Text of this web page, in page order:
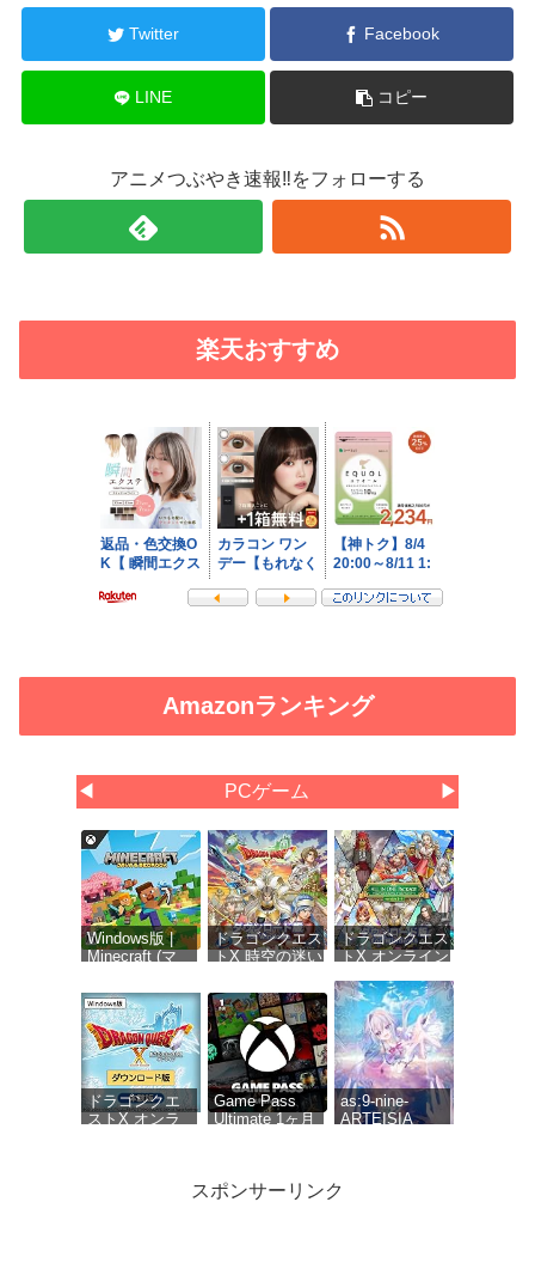
Twitter Facebook
LINE コピー
アニメつぶやき速報‼をフォローする
楽天おすすめ
Amazonランキング
◀ PCゲーム ▶
Windows版 |
Minecraft (マ
Java &
Bedrock
Edition | オン
ラインコード
版
ドラゴンクエス
トX 時空の迷い
イン
【Amazon.co.jp
限定】お役立ち
アイテムセット
配信 |ダウンロ
ード版
ドラゴンクエス
トX オンライン
パッケージ
version 1-
8【Amazon.co.jp
限定】お役立ち
アイテムセット
【購入特典】ゲ
ーム内アイテム
「黄金の花びら
ドラゴンクエ
ストX オンラ
Game Pass
Ultimate 1ヶ月
Devices, Xbox
as:9-nine-
ARTEISIA
スポンサーリンク